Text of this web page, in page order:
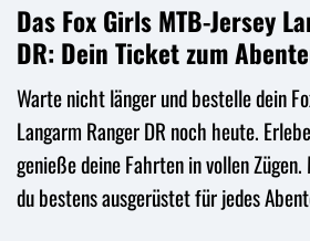
Das Fox Girls MTB-Jersey
DR: Dein Ticket zum
Warte nicht länger und bestelle dein
Langarm Ranger DR noch heute.
genieße deine Fahrten in vollen
du bestens ausgerüstet für jedes